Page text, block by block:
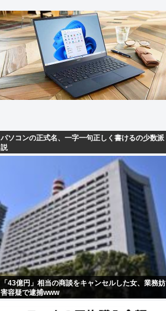
パソコンの正式名、一字一句正しく書けるの少数派
説
「43億円」相当の商談をキャンセルした女、業務妨
害容疑で逮捕www